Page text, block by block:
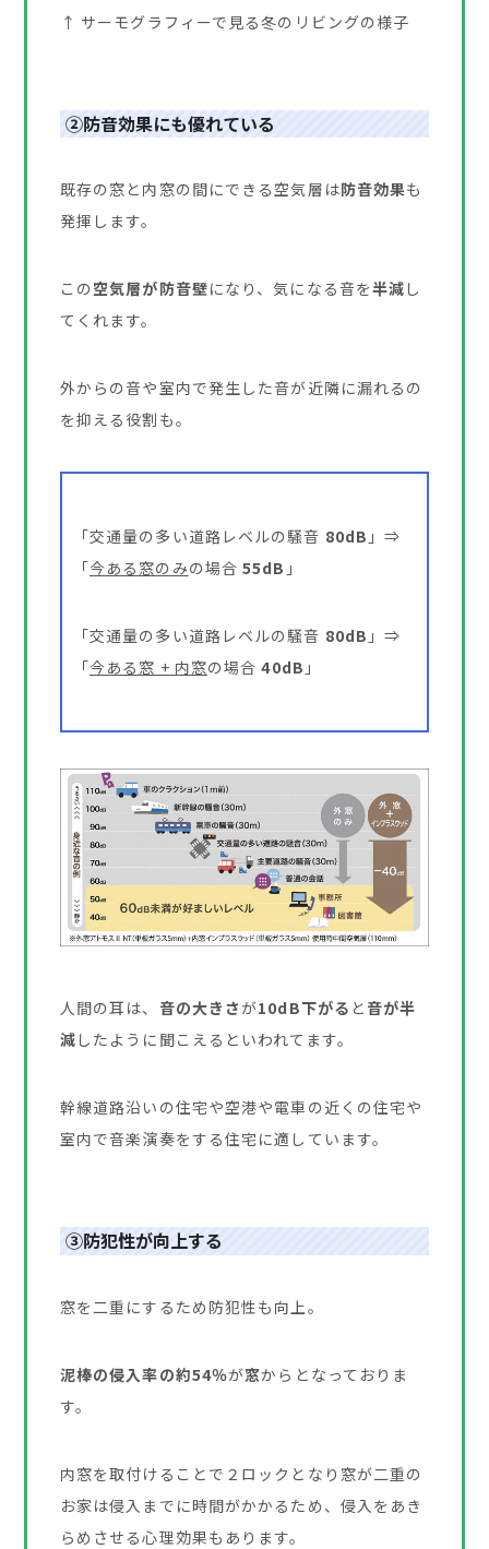
↑ サーモグラフィーで見る冬のリビングの様子
②防音効果にも優れている
既存の窓と内窓の間にできる空気層は防音効果も
発揮します。
この空気層が防音壁になり、気になる音を半減 し
てくれます。
外からの音や室内で発生した音が近隣に漏れるの
を抑える役割も。
「交通量の多い道路レベルの騒音 80dB 」⇒
「今ある窓のみの場合55dB 」
「交通量の多い道路レベルの騒音 80dB 」⇒
「今ある窓 + 内窓の場合40dB 」
人間の耳は、 音の大きさが10dB下がる と 音が半
減 したように聞こえるといわれてます。
幹線道路沿いの住宅や空港や電車の近くの住宅や
室内で音楽演奏をする住宅に適しています。
③防犯性が向上する
窓を二重にするため防犯性も向上。
泥棒の侵入率の約54％が窓からとなっておりま
す。
内窓を取付けることで２ロックとなり窓が二重の
お家は侵入までに時間がかかるため、侵入をあき
らめさせる心理効果もあります。